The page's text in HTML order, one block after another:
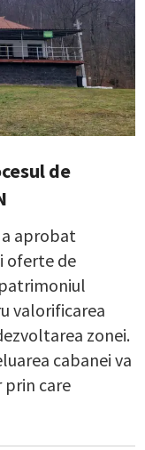
de
a aprobat
oferte de
valorificarea
zonei.
cabanei va
care